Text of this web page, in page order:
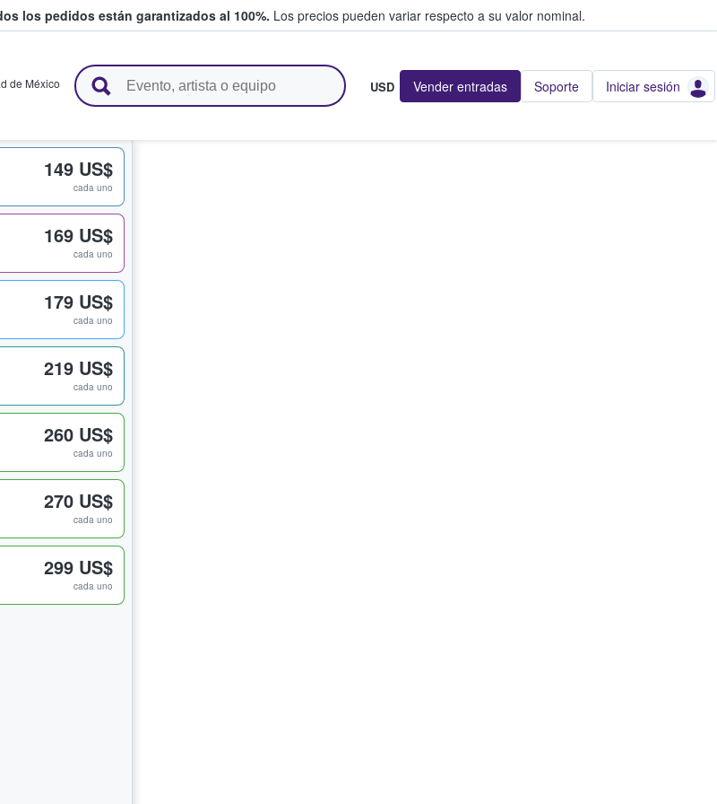
los pedidos están garantizados al 100%. Los precios pueden variar respecto a su valor nominal.
fans
de México
USD Vender entradas Soporte Iniciar sesión
149 US$
cada uno
169 US$
cada uno
179 US$
cada uno
219 US$
cada uno
260 US$
cada uno
270 US$
cada uno
299 US$
cada uno